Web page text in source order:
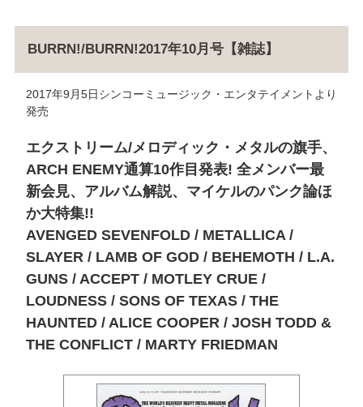
BURRN!/BURRN!2017年10月号【雑誌】
2017年9月5日シンコーミュージック・エンタテイメントより
発売
エクストリーム/メロディック・メタルの旗手、
ARCH ENEMY通算10作目発表! 全メンバー最
新会見、アルバム解説、マイケルのパンク論ほ
か大特集!!
AVENGED SEVENFOLD / METALLICA /
SLAYER / LAMB OF GOD / BEHEMOTH / L.A.
GUNS / ACCEPT / MOTLEY CRUE /
LOUDNESS / SONS OF TEXAS / THE
HAUNTED / ALICE COOPER / JOSH TODD &
THE CONFLICT / MARTY FRIEDMAN